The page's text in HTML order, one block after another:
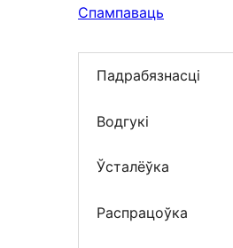
Спампаваць
Падрабязнасці
Водгукі
Ўсталёўка
Распрацоўка